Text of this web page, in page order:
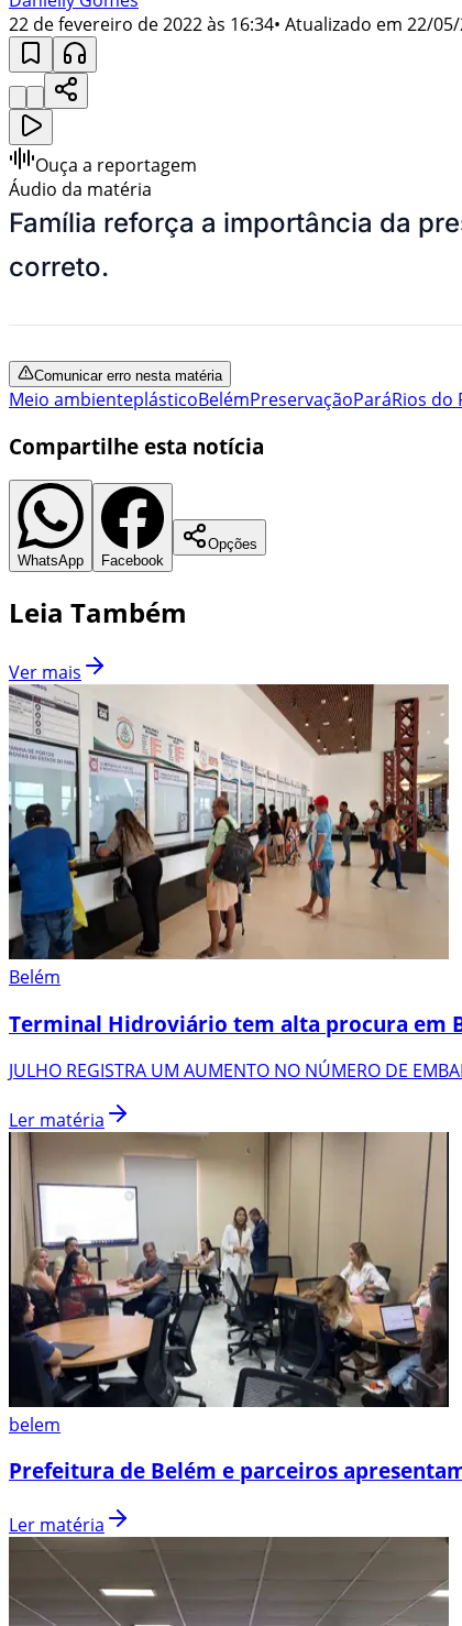
22 de fevereiro de 2022 às 16:34• Atualizado em 22/05/
Ouça a reportagem
Áudio da matéria
Família reforça a importância da
correto.
Comunicar erro nesta matéria
Meio ambienteplásticoBelémPreservaçãoParáRios do
Compartilhe esta notícia
WhatsApp Facebook
Opções
Leia Também
Ver mais
Belém
Terminal Hidroviário tem alta procura em
JULHO REGISTRA UM AUMENTO NO NÚMERO DE
Ler matéria
belem
Prefeitura de Belém e parceiros
Ler matéria